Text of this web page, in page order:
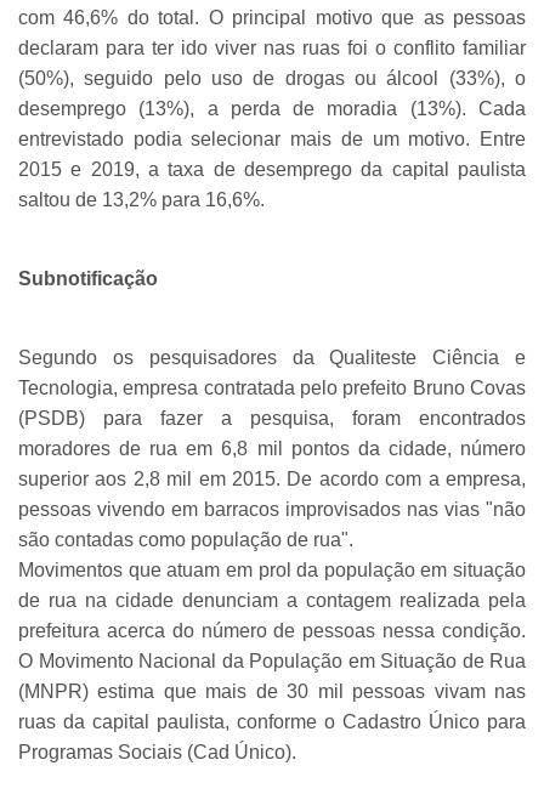
com 46,6% do total. O principal motivo que as pessoas
declaram para ter ido viver nas ruas foi o conflito familiar
(50%), seguido pelo uso de drogas ou álcool (33%), o
desemprego (13%), a perda de moradia (13%). Cada
entrevistado podia selecionar mais de um motivo. Entre
2015 e 2019, a taxa de desemprego da capital paulista
saltou de 13,2% para 16,6%.
Subnotificação
Segundo os pesquisadores da Qualiteste Ciência e
Tecnologia, empresa contratada pelo prefeito Bruno Covas
(PSDB) para fazer a pesquisa, foram encontrados
moradores de rua em 6,8 mil pontos da cidade, número
superior aos 2,8 mil em 2015. De acordo com a empresa,
pessoas vivendo em barracos improvisados nas vias "não
são contadas como população de rua".
Movimentos que atuam em prol da população em situação
de rua na cidade denunciam a contagem realizada pela
prefeitura acerca do número de pessoas nessa condição.
O Movimento Nacional da População em Situação de Rua
(MNPR) estima que mais de 30 mil pessoas vivam nas
ruas da capital paulista, conforme o Cadastro Único para
Programas Sociais (Cad Único).